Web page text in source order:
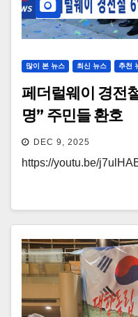
많이 본 뉴스 최신 뉴스 추천
페더럴웨이 경전
명” 주민들 환호
DEC 9, 2025
https://youtu.be/